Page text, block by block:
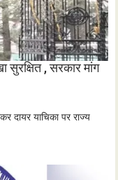
सुरक्षित , सरकार मांग
दायर याचिका पर राज्य